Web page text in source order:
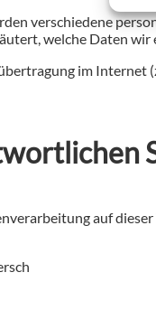
verschiedene
welche Daten wir
im Internet
auf